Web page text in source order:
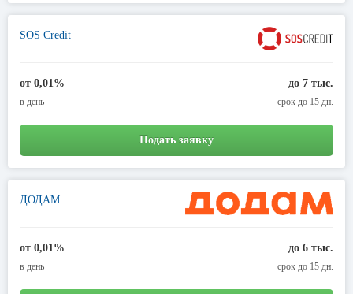
SOS Credit
от 0,01%
в день
до 7 тыс.
срок до 15 дн.
Подать заявку
ДОДАМ
от 0,01%
в день
до 6 тыс.
срок до 15 дн.